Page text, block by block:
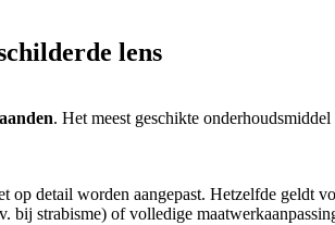
lens
. Het meest geschikte
detail worden aangepast. Hetzelfde geldt
bij strabisme) of volledige